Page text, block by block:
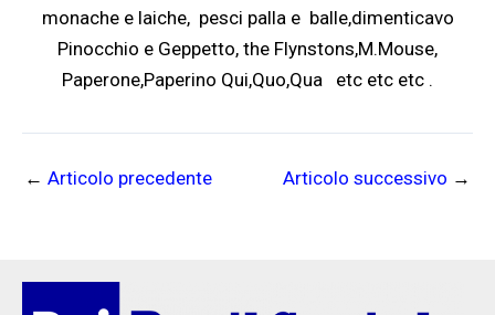
monache e laiche, pesci palla e balle,dimenticavo
Pinocchio e Geppetto, the Flynstons,M.Mouse,
Paperone,Paperino Qui,Quo,Qua etc etc etc .
← Articolo precedente Articolo successivo →